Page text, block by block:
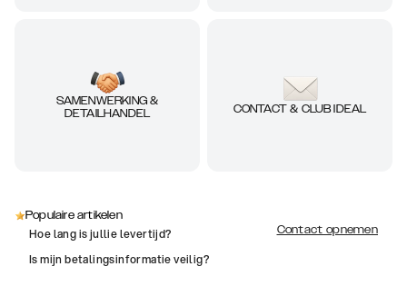
SAMENWERKING &
DETAILHANDEL
CONTACT & CLUB IDEAL
Populaire artikelen
Hoe lang is jullie levertijd?
Is mijn betalingsinformatie veilig?
Contact opnemen